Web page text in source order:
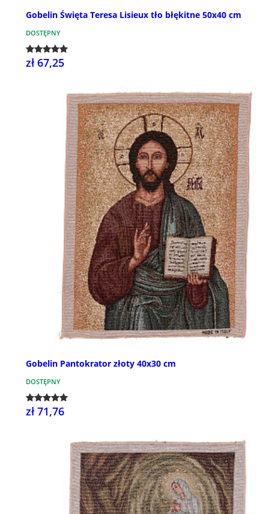
Gobelin Święta Teresa Lisieux tło błękitne 50x40 cm
DOSTĘPNY
zł 67,25
Gobelin Pantokrator złoty 40x30 cm
DOSTĘPNY
zł 71,76